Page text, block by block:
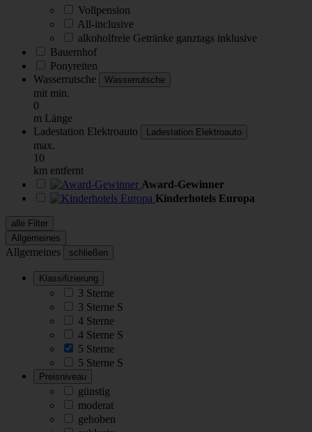
Vollpension
All-inclusive
alkoholfreie Getränke ganztags inklusive
Bauernhof
Ponyreiten
Wasserrutsche
Wasserrutsche
mit min.
0
m Länge
Ladestation Elektroauto
Ladestation Elektroauto
max.
10
km entfernt
Award-Gewinner
Kinderhotels Europa
alle Filter
Allgemeines
Allgemeines schließen
Klassifizierung
3 Sterne
3 Sterne S
4 Sterne
4 Sterne S
5 Sterne
5 Sterne S
Preisniveau
günstig
moderat
gehoben